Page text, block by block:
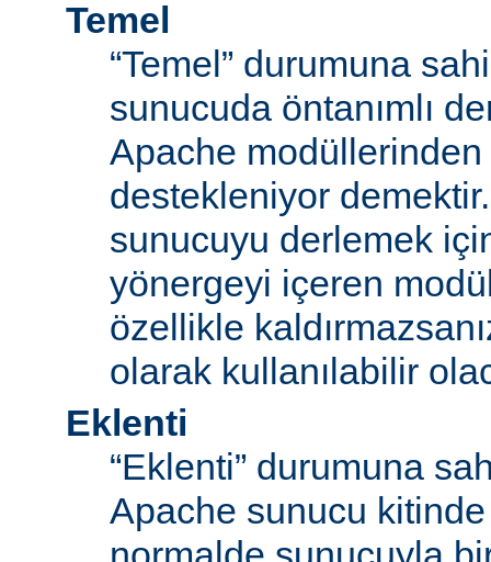
Temel
“Temel” durumuna
sunucuda öntanımlı
Apache modüllerinden
destekleniyor
sunucuyu derlemek
yönergeyi içeren
özellikle
olarak kullanılabilir
Eklenti
“Eklenti” durumuna
Apache sunucu